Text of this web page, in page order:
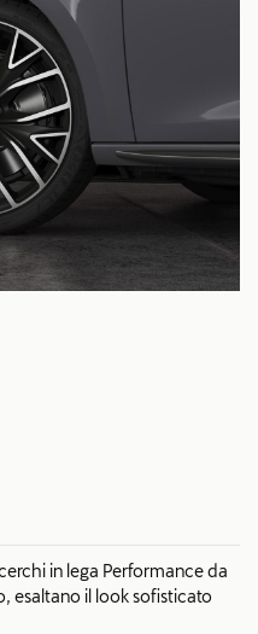
in lega Performance da
esaltano il look sofisticato